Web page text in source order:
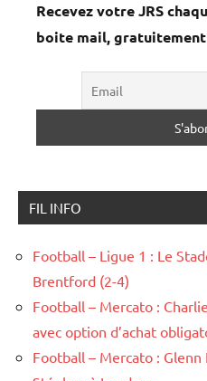
Recevez votre JRS
boite mail, gratuitement
FIL INFO
Football – Ligue 1 : Le
Brentford (2-4)
Football – Mercato :
avec option d’achat
Football – Mercato :